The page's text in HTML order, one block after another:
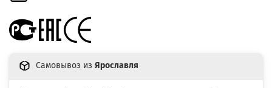
Самовывоз из Ярославля